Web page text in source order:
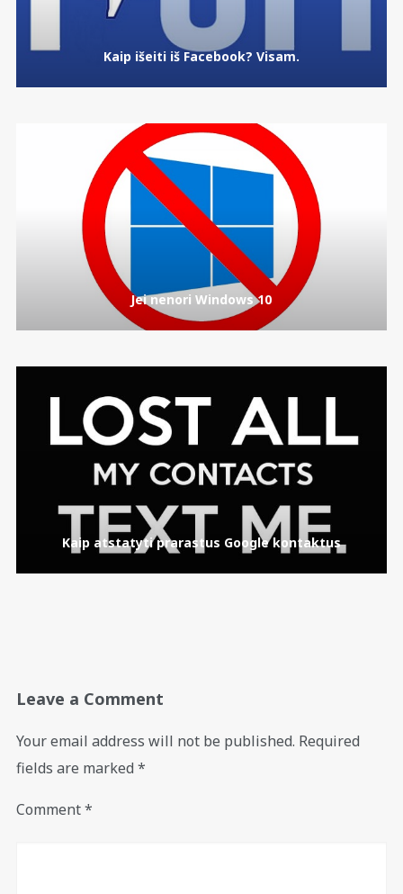
Kaip išeiti iš Facebook? Visam.
Jei nenori Windows 10
Kaip atstatyti prarastus Google kontaktus
Leave a Comment
Your email address will not be published. Required
fields are marked *
Comment*